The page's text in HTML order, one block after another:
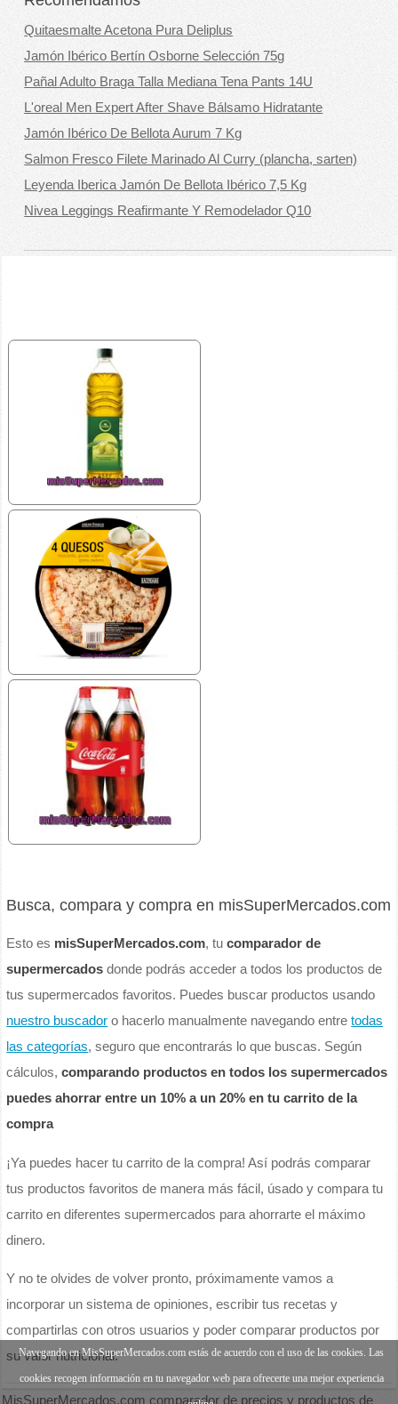
Quitaesmalte Acetona Pura Deliplus
Jamón Ibérico Bertín Osborne Selección 75g
Pañal Adulto Braga Talla Mediana Tena Pants 14U
L'oreal Men Expert After Shave Bálsamo Hidratante
Jamón Ibérico De Bellota Aurum 7 Kg
Salmon Fresco Filete Marinado Al Curry (plancha, sarten)
Leyenda Iberica Jamón De Bellota Ibérico 7,5 Kg
Nivea Leggings Reafirmante Y Remodelador Q10
Busca, compara y compra en misSuperMercados.com
Esto es misSuperMercados.com, tucomparador de
supermercados donde podrás acceder a todos los productos de
tus supermercados favoritos. Puedes buscar productos usando
nuestro buscador o hacerlo manualmente navegando entretodas
las categorías, seguro que encontrarás lo que buscas. Según
cálculos,comparando productos en todos los supermercados
puedes ahorrar entre un 10% a un 20% en tu carrito de la
compra
¡Ya puedes hacer tu carrito de la compra! Así podrás comparar
tus productos favoritos de manera más fácil, úsado y compara tu
carrito en diferentes supermercados para ahorrarte el máximo
dinero.
Y no te olvides de volver pronto, próximamente vamos a
incorporar un sistema de opiniones, escribir tus recetas y
compartirlas con otros usuarios y poder comparar productos por
su valor nutricional.
MisSuperMercados.com comparador de precios y productos de
Navegando en MisSuperMercados.com estás de acuerdo con el uso de las cookies. Las
cookies recogen información en tu navegador web para ofrecerte una mejor experiencia